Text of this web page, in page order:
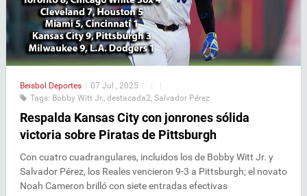
Beisbol Deportes | 07 Jul , 2025 | |
|
Tags: Bobby Witt Jr. destacada2 Salvador Pérez
Respalda Kansas City con jonrones sólida
victoria sobre Piratas de Pittsburgh
Con cuatro cuadrangulares, incluidos los de Bobby Witt Jr. y
Salvador Pérez, los Reales vencieron 9-3 a Pittsburgh; el novato
Noah Cameron brilló con siete entradas efectivas